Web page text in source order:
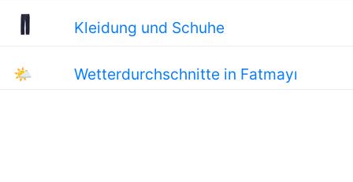
Kleidung und Schuhe
🌤 Wetterdurchschnitte in Fatmayı